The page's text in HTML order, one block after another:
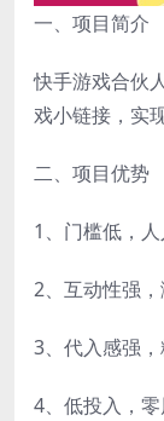
一、项目简介
快手游戏合伙
戏小链接，实
二、项目优势
1、门槛低，人
2、互动性强，
3、代入感强，
4、低投入，零